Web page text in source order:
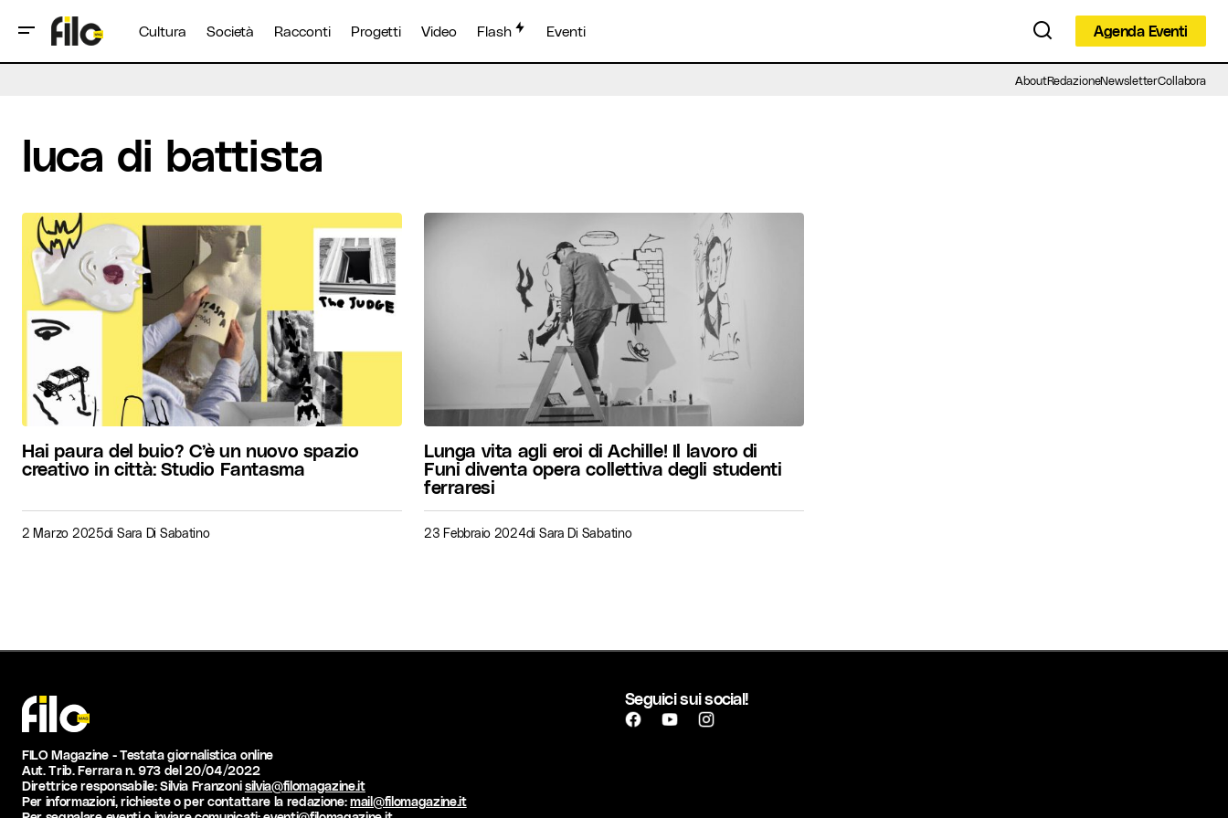
Cultura Società Racconti Progetti Video Flash Eventi
Agenda Eventi
Agenda Eventi
AboutRedazioneNewsletterCollabora
luca di battista
Hai paura del buio? C’è un nuovo spazio
creativo in città: Studio Fantasma
2 Marzo 2025di Sara Di Sabatino
Lunga vita agli eroi di Achille! Il lavoro di
Funi diventa opera collettiva degli studenti
ferraresi
23 Febbraio 2024di Sara Di Sabatino
FILO Magazine - Testata giornalistica online
Aut. Trib. Ferrara n. 973 del 20/04/2022
Direttrice responsabile: Silvia Franzonisilvia@filomagazine.it
Per informazioni, richieste o per contattare la redazione:mail@filomagazine.it
Seguici sui social!